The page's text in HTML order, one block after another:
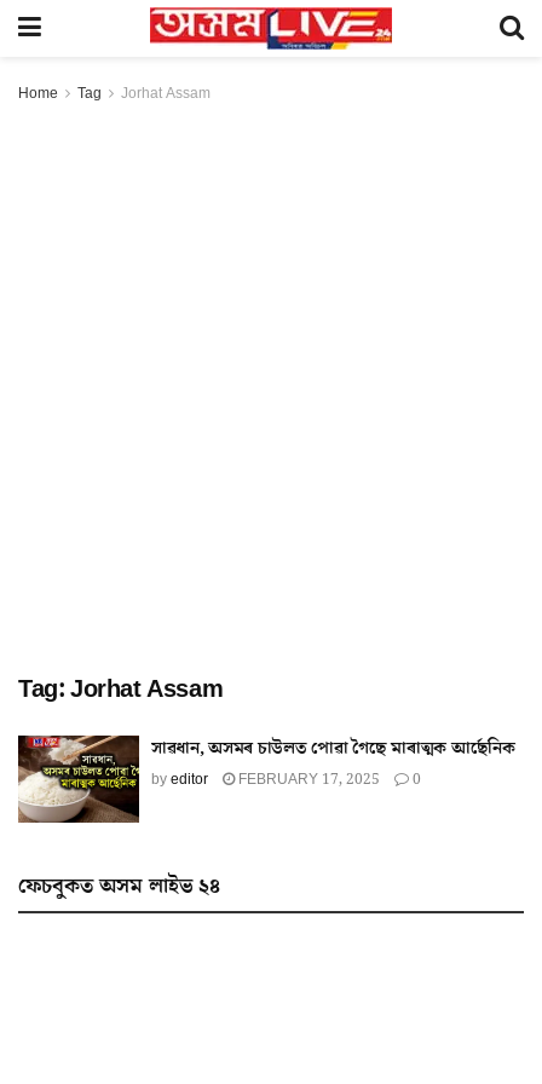
Home Tag Jorhat Assam
Tag:Jorhat Assam
সাৱধান, অসমৰ চাউলত পোৱা গৈছে মাৰাত্মক আৰ্ছেনিক
byeditor FEBRUARY 17, 2025 0
ফেচবুকত অসম লাইভ ২৪